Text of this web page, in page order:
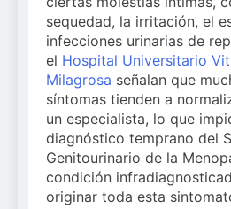
sequedad, la irritación, el
infecciones urinarias de
el Hospital Universitario
Milagrosa señalan que
síntomas tienden a
un especialista, lo que
diagnóstico temprano del
Genitourinario de la
condición
originar toda esta